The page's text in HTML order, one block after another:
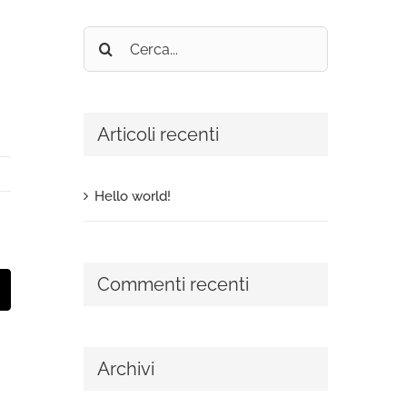
Cerca
per:
Articoli recenti
Hello world!
Commenti recenti
Archivi